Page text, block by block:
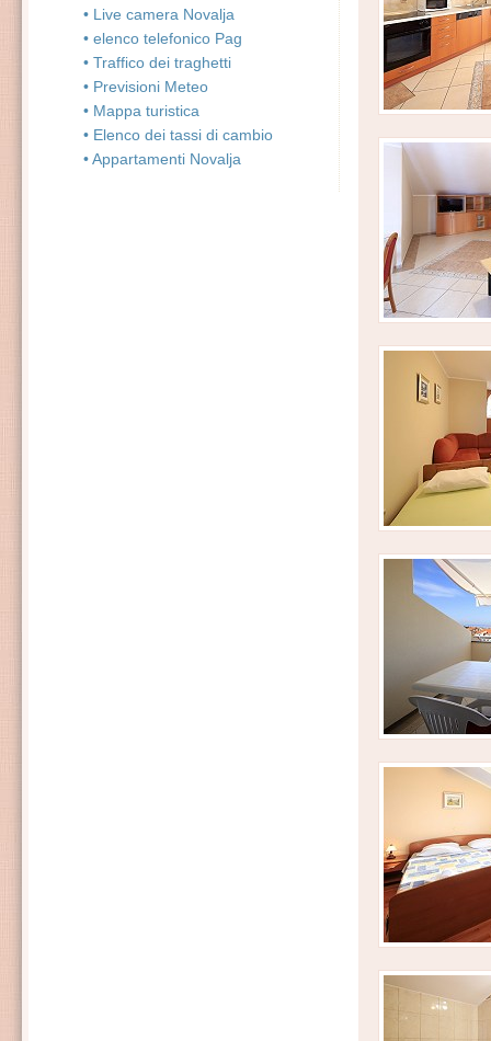
• Live camera Novalja
• elenco telefonico Pag
• Traffico dei traghetti
• Previsioni Meteo
• Mappa turistica
• Elenco dei tassi di cambio
• Appartamenti Novalja